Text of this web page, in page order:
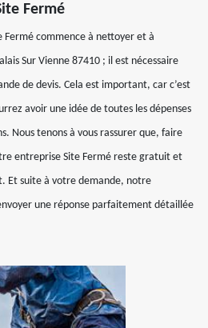
Fermé
commence à nettoyer et à
Sur Vienne 87410 ; il est nécessaire
de devis. Cela est important, car c’est
avoir une idée de toutes les dépenses
Nous tenons à vous rassurer que, faire
entreprise Site Fermé reste gratuit et
Et suite à votre demande, notre
une réponse parfaitement détaillée